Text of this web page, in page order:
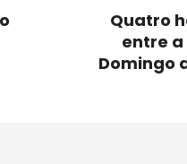
Quatro
entre a
Domingo